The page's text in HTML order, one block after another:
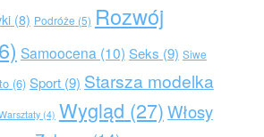
(8) Podróże (5) Rozwój
Samoocena (10) Seks (9) Siwe
(6) Sport(9) Starsza modelka
(4) Wygląd (27)Włosy